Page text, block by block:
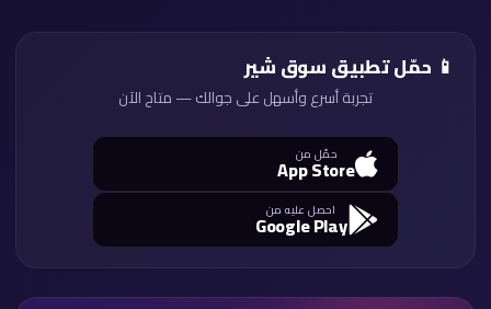
📱 حمّل تطبيق سوق شير
تجربة أسرع وأسهل على جوالك — متاح الآن
حمّل من
App Store
احصل عليه من
Google Play